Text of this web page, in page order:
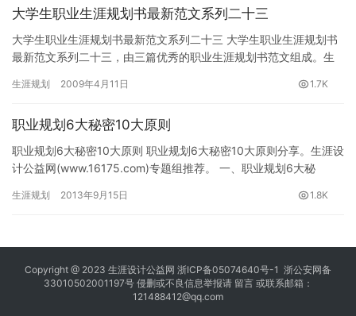
大学生职业生涯规划书最新范文系列二十三
大学生职业生涯规划书最新范文系列二十三 大学生职业生涯规划书
最新范文系列二十三，由三篇优秀的职业生涯规划书范文组成。生
生涯规划 2009年4月11日 1.7K
职业规划6大秘密10大原则
职业规划6大秘密10大原则 职业规划6大秘密10大原则分享。生涯设
计公益网(www.16175.com)专题组推荐。 一、职业规划6大秘
生涯规划 2013年9月15日 1.8K
Copyright @ 2023 生涯设计公益网 浙ICP备05074640号-1 浙公安网备
33010502001197号 侵删或不良信息举报请 留言或联系邮箱：
121488412@qq.com